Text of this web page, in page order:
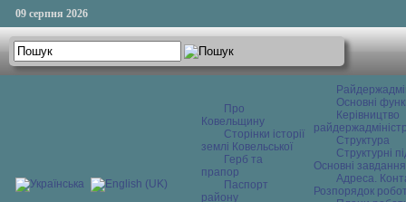
09 серпня 2026
Про
Ковельщину
Сторінки історії
землі Ковельської
Герб та
прапор
Паспорт
району
Основні
Керівництво
Структура
Структурні
Основні завдання
Адреса.
Розпорядок